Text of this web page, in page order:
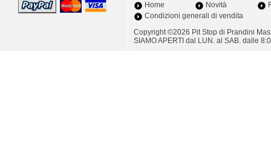
Home Novità
Condizioni generali di vendita
Copyright ©2026 Pit Stop di Prandini
SIAMO APERTI dal LUN. al SAB. dalle